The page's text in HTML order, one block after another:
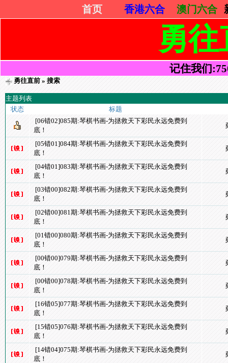
首页 香港六合 澳门六合
勇
记住我们
勇往直前» 搜索
主题列表
状态
标题
[06错02]085期:琴棋书画-为拯救天下彩民永远免费到
底！
[05错01]084期:琴棋书画-为拯救天下彩民永远免费到
底！
[04错01]083期:琴棋书画-为拯救天下彩民永远免费到
底！
[03错00]082期:琴棋书画-为拯救天下彩民永远免费到
底！
[02错00]081期:琴棋书画-为拯救天下彩民永远免费到
底！
[01错00]080期:琴棋书画-为拯救天下彩民永远免费到
底！
[00错00]079期:琴棋书画-为拯救天下彩民永远免费到
底！
[00错00]078期:琴棋书画-为拯救天下彩民永远免费到
底！
[16错05]077期:琴棋书画-为拯救天下彩民永远免费到
底！
[15错05]076期:琴棋书画-为拯救天下彩民永远免费到
底！
[14错04]075期:琴棋书画-为拯救天下彩民永远免费到
底！